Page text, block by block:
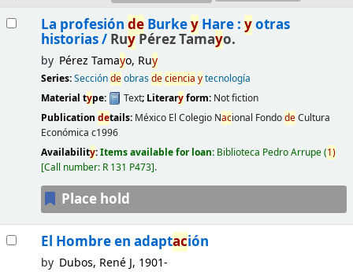
La profesión deBurkeyHare : yotras
historias / RuyPérez Tamayo.
by Pérez Tamayo, Ruy
Series:Seccióndeobrasdeciencia ytecnología
Material type: Text; Literaryform: Not fiction
Publication details: México El Colegio Nacional FondodeCultura
Económica c1996
Availability:Items available for loan: Biblioteca Pedro Arrupe(1)
Call number: R 131 P473 .
Place hold
El Hombre en adaptación
by Dubos, René J, 1901-